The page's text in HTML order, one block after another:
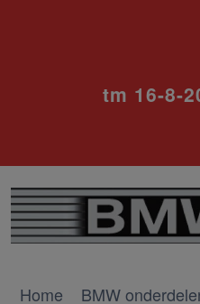
tm 16-8-
Home BMW